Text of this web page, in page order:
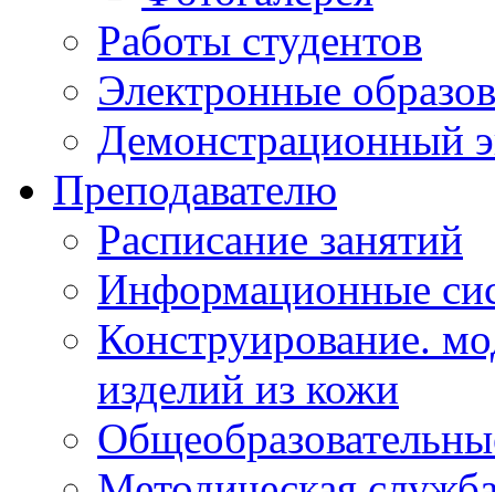
Работы студентов
Электронные
Демонстрационный
Преподавателю
Расписание занятий
Информационные
Конструирование.
изделий из кожи